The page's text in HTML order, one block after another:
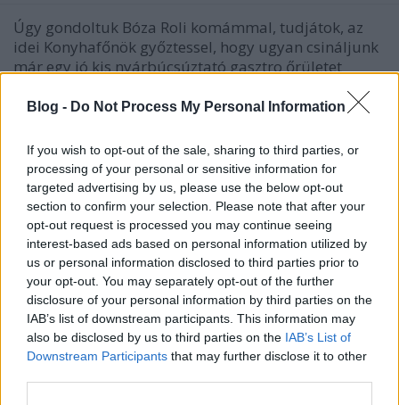
Blog - Do Not Process My Personal Information
If you wish to opt-out of the sale, sharing to third parties, or
processing of your personal or sensitive information for
targeted advertising by us, please use the below opt-out
section to confirm your selection. Please note that after your
opt-out request is processed you may continue seeing
interest-based ads based on personal information utilized by
us or personal information disclosed to third parties prior to
your opt-out. You may separately opt-out of the further
disclosure of your personal information by third parties on the
IAB’s list of downstream participants. This information may
also be disclosed by us to third parties on the IAB’s List of
Downstream Participants that may further disclose it to other
Úgy gondoltuk Bóza Roli komámmal, tudjátok, az
idei Konyhafőnök győztessel, hogy ugyan csináljunk
már egy jó kis nyárbúcsúztató gasztro őrületet
közösen! Rögtön röpködtek is a vadabbnál vadabb
ötletek, de igazából én már korábban
kerülni, akkor én egyik…